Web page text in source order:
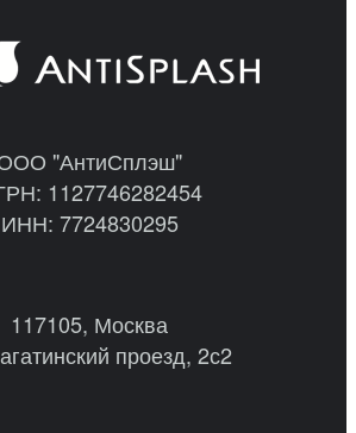
"АнтиСплэш"
1127746282454
ИНН: 7724830295
117105, Москва
проезд, 2с2